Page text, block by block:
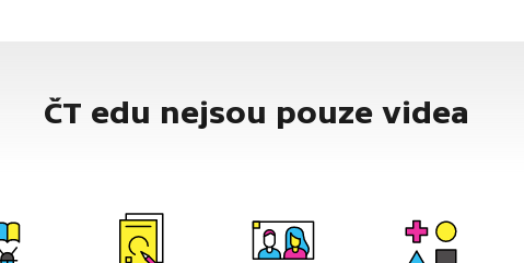
ČT edu nejsou pouze videa